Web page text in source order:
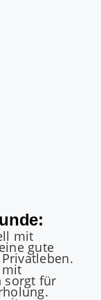
mit
gute
mit
sorgt für